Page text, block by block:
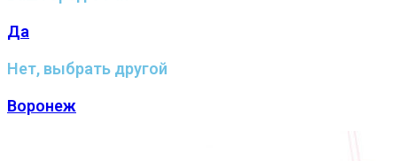
Да
Нет, выбрать другой
Воронеж